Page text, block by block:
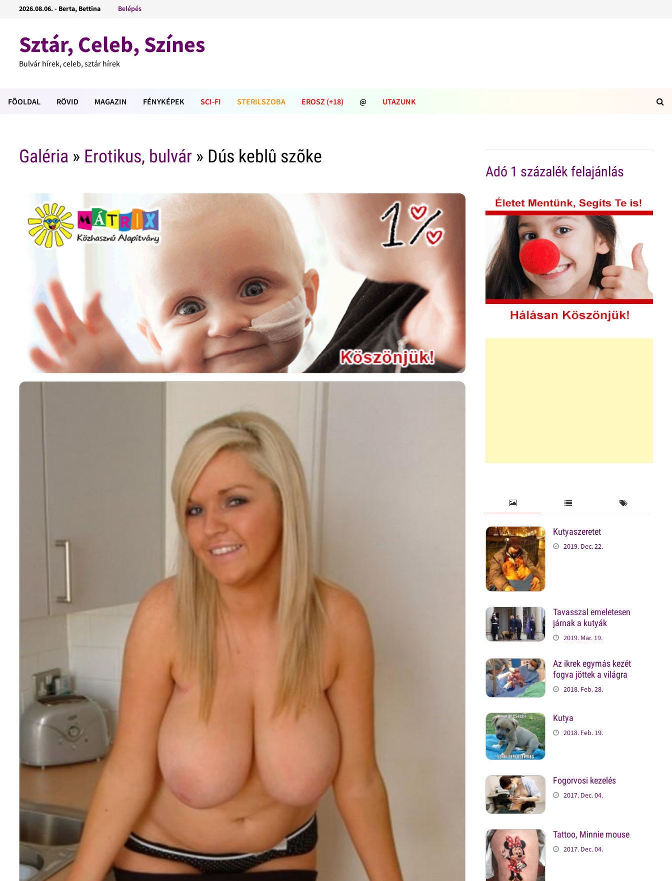
2026.08.06. - Berta, Bettina Belépés
Sztár, Celeb, Színes
Bulvár hírek, celeb, sztár hírek
FÕOLDAL RÖVID MAGAZIN FÉNYKÉPEK SCI-FI STERILSZOBA EROSZ (+18) @ UTAZUNK
Galéria » Erotikus, bulvár » Dús keblû szõke
Adó 1 százalék felajánlás
Kutyaszeretet
2019. Dec. 22.
Tavasszal emeletesen
járnak a kutyák
2019. Mar. 19.
Az ikrek egymás kezét
fogva jöttek a világra
2018. Feb. 28.
Kutya
2018. Feb. 19.
Fogorvosi kezelés
2017. Dec. 04.
Tattoo, Minnie mouse
2017. Dec. 04.